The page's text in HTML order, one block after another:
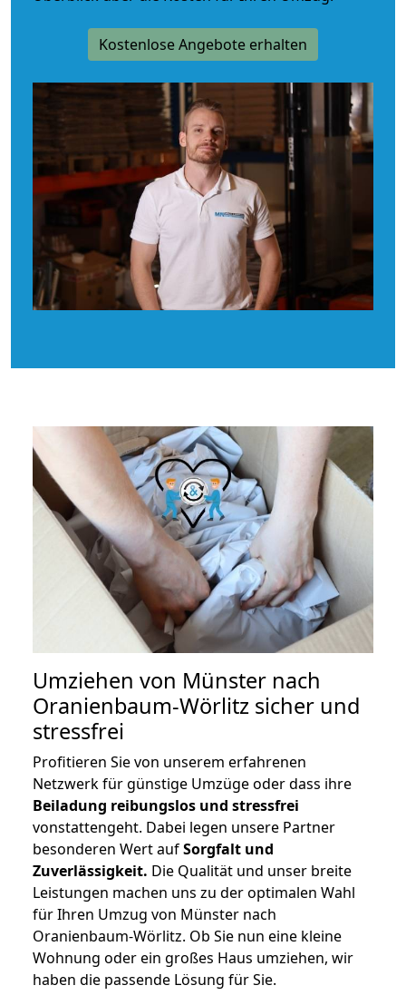
Kostenlose Angebote erhalten
Umziehen von Münster nach
Oranienbaum-Wörlitz sicher und
stressfrei
Profitieren Sie von unserem erfahrenen
Netzwerk für günstige Umzüge oder dass ihre
Beiladung reibungslos und stressfrei
vonstattengeht. Dabei legen unsere Partner
besonderen Wert aufSorgfalt und
Zuverlässigkeit. Die Qualität und unser breite
Leistungen machen uns zu der optimalen Wahl
für Ihren Umzug von Münster nach
Oranienbaum-Wörlitz. Ob Sie nun eine kleine
Wohnung oder ein großes Haus umziehen, wir
haben die passende Lösung für Sie.